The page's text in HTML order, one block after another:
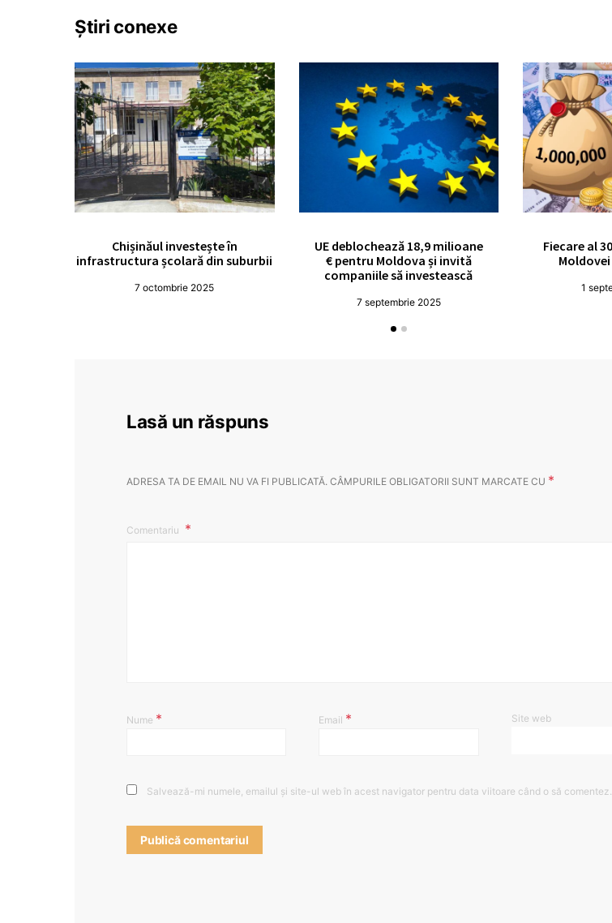
Știri conexe
Chișinăul investește în
infrastructura școlară din suburbii
7 octombrie 2025
UE deblochează 18,9 milioane
€ pentru Moldova și invită
companiile să investească
7 septembrie 2025
Fiecare al
1
Lasă un răspuns
ADRESA TA DE EMAIL NU VA FI PUBLICATĂ. CÂMPURILE OBLIGATORII SUNT MARCATE CU *
Comentariu
Nume * Email * Site web
Salvează-mi numele, emailul și site-ul web în acest navigator pentru data viitoare când o să comentez.